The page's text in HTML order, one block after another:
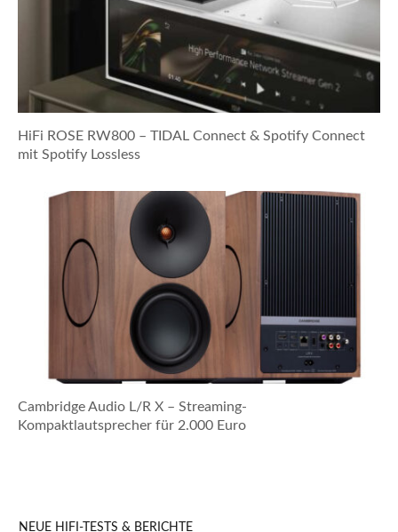
HiFi ROSE RW800 – TIDAL Connect & Spotify Connect
mit Spotify Lossless
Cambridge Audio L/R X – Streaming-
Kompaktlautsprecher für 2.000 Euro
NEUE HIFI-TESTS & BERICHTE